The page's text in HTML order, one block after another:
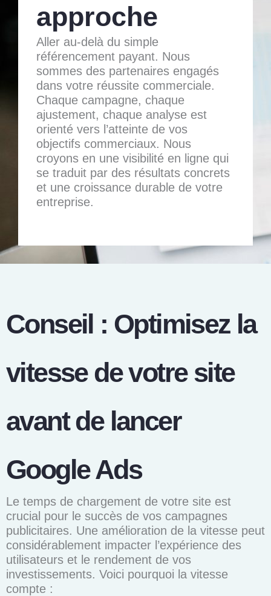
approche
Aller au-delà du simple
référencement payant. Nous
sommes des partenaires engagés
dans votre réussite commerciale.
Chaque campagne, chaque
ajustement, chaque analyse est
orienté vers l’atteinte de vos
objectifs commerciaux. Nous
croyons en une visibilité en ligne qui
se traduit par des résultats concrets
et une croissance durable de votre
entreprise.
Conseil : Optimisez la
vitesse de votre site
avant de lancer
Google Ads
Le temps de chargement de votre site est
crucial pour le succès de vos campagnes
publicitaires. Une amélioration de la vitesse peut
considérablement impacter l’expérience des
utilisateurs et le rendement de vos
investissements. Voici pourquoi la vitesse
compte :